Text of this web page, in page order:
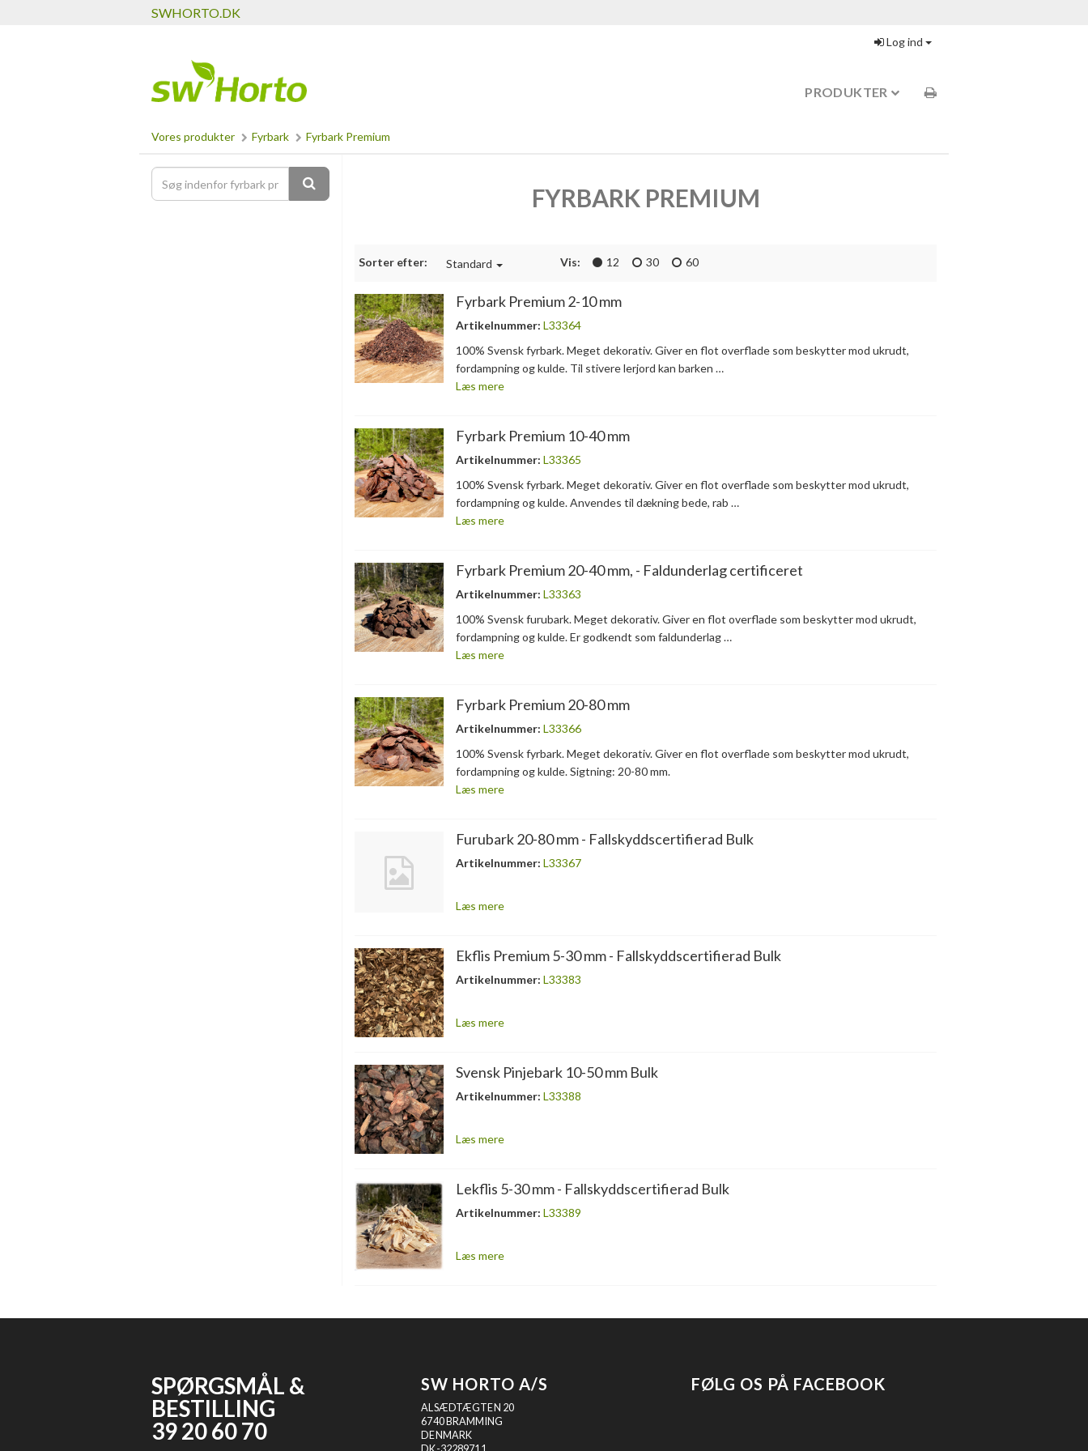
SWHORTO.DK
Log ind
PRODUKTER
Vores produkter Fyrbark Fyrbark Premium
FYRBARK PREMIUM
Sorter efter: Standard Vis: 12 30 60
Fyrbark Premium 2-10 mm
Artikelnummer: L33364
100% Svensk fyrbark. Meget dekorativ. Giver en flot overflade som beskytter mod ukrudt,
fordampning og kulde. Til stivere lerjord kan barken …
Læs mere
Fyrbark Premium 10-40 mm
Artikelnummer: L33365
100% Svensk fyrbark. Meget dekorativ. Giver en flot overflade som beskytter mod ukrudt,
fordampning og kulde. Anvendes til dækning bede, rab …
Læs mere
Fyrbark Premium 20-40 mm, - Faldunderlag certificeret
Artikelnummer: L33363
100% Svensk furubark. Meget dekorativ. Giver en flot overflade som beskytter mod ukrudt,
fordampning og kulde. Er godkendt som faldunderlag …
Læs mere
Fyrbark Premium 20-80 mm
Artikelnummer: L33366
100% Svensk fyrbark. Meget dekorativ. Giver en flot overflade som beskytter mod ukrudt,
fordampning og kulde. Sigtning: 20-80 mm.
Læs mere
Furubark 20-80 mm - Fallskyddscertifierad Bulk
Artikelnummer: L33367
Læs mere
Ekflis Premium 5-30 mm - Fallskyddscertifierad Bulk
Artikelnummer: L33383
Læs mere
Svensk Pinjebark 10-50 mm Bulk
Artikelnummer: L33388
Læs mere
Lekflis 5-30 mm - Fallskyddscertifierad Bulk
Artikelnummer: L33389
Læs mere
SPØRGSMÅL &
BESTILLING
39 20 60 70
SW HORTO A/S
ALSÆDTÆGTEN 20
6740 BRAMMING
DENMARK
FØLG OS PÅ FACEBOOK